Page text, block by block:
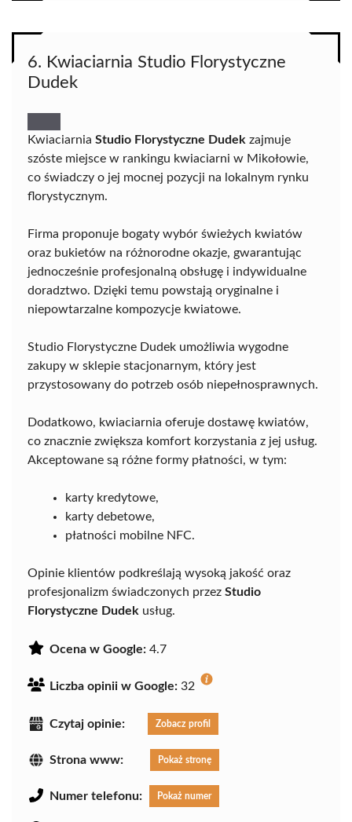
6. Kwiaciarnia Studio Florystyczne
Dudek
Kwiaciarnia Studio Florystyczne Dudek zajmuje
szóste miejsce w rankingu kwiaciarni w Mikołowie,
co świadczy o jej mocnej pozycji na lokalnym rynku
florystycznym.
Firma proponuje bogaty wybór świeżych kwiatów
oraz bukietów na różnorodne okazje, gwarantując
jednocześnie profesjonalną obsługę i indywidualne
doradztwo. Dzięki temu powstają oryginalne i
niepowtarzalne kompozycje kwiatowe.
Studio Florystyczne Dudek umożliwia wygodne
zakupy w sklepie stacjonarnym, który jest
przystosowany do potrzeb osób niepełnosprawnych.
Dodatkowo, kwiaciarnia oferuje dostawę kwiatów,
co znacznie zwiększa komfort korzystania z jej usług.
Akceptowane są różne formy płatności, w tym:
karty kredytowe,
karty debetowe,
płatności mobilne NFC.
Opinie klientów podkreślają wysoką jakość oraz
profesjonalizm świadczonych przez Studio
Florystyczne Dudek usług.
Ocena w Google: 4.7
Liczba opinii w Google: 32
Czytaj opinie: Zobacz profil
Strona www: Pokaż stronę
Numer telefonu: Pokaż numer